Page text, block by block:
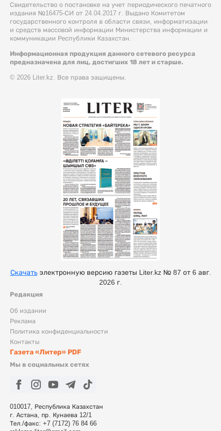
Свидетельство о постановке на учет периодического печатного
издания №16475-СИ от 24.04.2017 г. Выдано Комитетом
государственного контроля в области связи, информатизации
и средств массовой информации Министерства информации и
коммуникации Республики Казахстан.
Информационная продукция данного сетевого ресурса
предназначена для лиц, достигших 18 лет и старше.
© 2026 Liter.kz. Все права защищены.
Редакция
Об издании
Реклама
Политика конфиденциальности
Контакты
Газета «Литер» PDF
Мы в социальных сетях
010017, Республика Казахстан
г. Астана, пр. Кунаева 12/1
Тел./факс: +7 (7172) 76 84 66
Скачатьэлектронную версию газеты Liter.kz № 87 от 6 авг.
2026 г.